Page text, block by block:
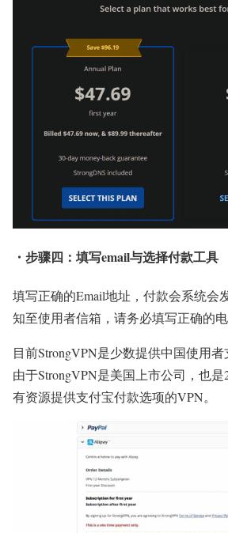
・步骤四：填写email与选择付款工具
填写正确的Email地址，付款会系统会
知至使用者信箱，请务必填写正确的电
目前StrongVPN是少数提供中国使用者
由于StrongVPN是美国上市公司，也
有资源提供支付宝付款选项的VPN。